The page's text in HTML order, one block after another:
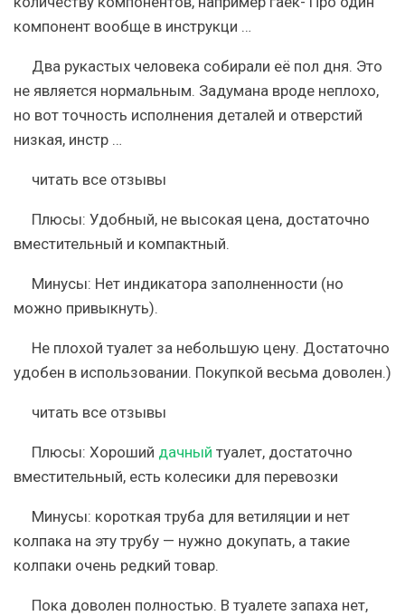
компонент вообще в инструкци …
Два рукастых человека собирали её пол дня. Это
не является нормальным. Задумана вроде неплохо,
но вот точность исполнения деталей и отверстий
низкая, инстр …
читать все отзывы
Плюсы: Удобный, не высокая цена, достаточно
вместительный и компактный.
Минусы: Нет индикатора заполненности (но
можно привыкнуть).
Не плохой туалет за небольшую цену. Достаточно
удобен в использовании. Покупкой весьма доволен.)
читать все отзывы
Плюсы: Хороший дачный туалет, достаточно
вместительный, есть колесики для перевозки
Минусы: короткая труба для ветиляции и нет
колпака на эту трубу — нужно докупать, а такие
колпаки очень редкий товар.
Пока доволен полностью. В туалете запаха нет,